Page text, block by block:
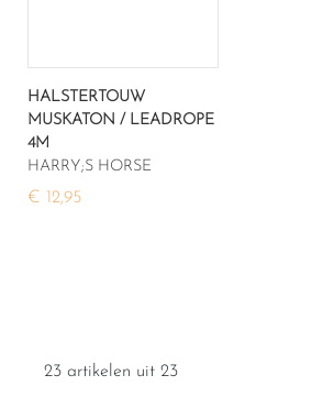
HALSTERTOUW
MUSKATON / LEADROPE
4M
HARRY;S HORSE
€ 12,95
23 artikelen uit 23